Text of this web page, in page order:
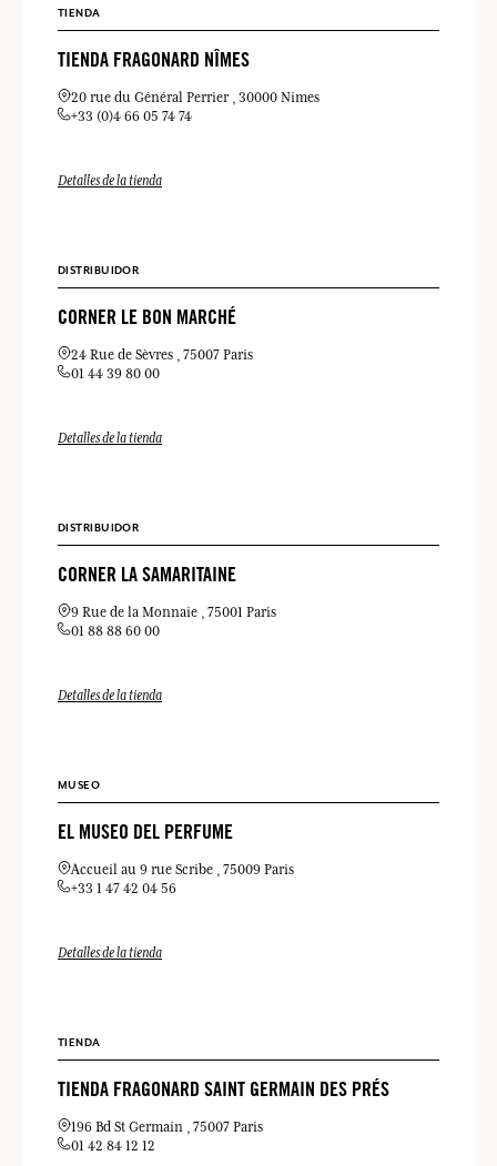
TIENDA
TIENDA FRAGONARD NÎMES
20 rue du Général Perrier 30000 Nimes
+33 (0)4 66 05 74 74
Detalles de la tienda
DISTRIBUIDOR
CORNER LE BON MARCHÉ
24 Rue de Sèvres
75007 Paris
01 44 39 80 00
Detalles de la tienda
DISTRIBUIDOR
CORNER LA SAMARITAINE
9 Rue de la Monnaie
75001 Paris
01 88 88 60 00
Detalles de la tienda
MUSEO
EL MUSEO DEL PERFUME
Accueil au 9 rue Scribe
75009 Paris
+33 1 47 42 04 56
Detalles de la tienda
TIENDA
TIENDA FRAGONARD SAINT GERMAIN DES PRÉS
196 Bd St Germain
75007 Paris
01 42 84 12 12